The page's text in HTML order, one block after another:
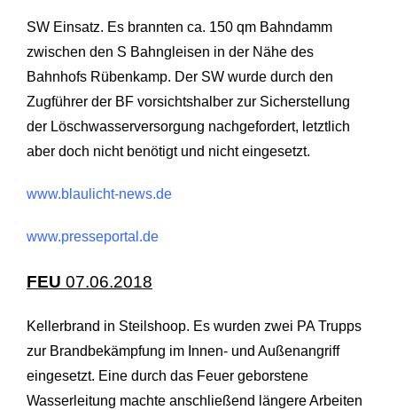
SW Einsatz. Es brannten ca. 150 qm Bahndamm
zwischen den S Bahngleisen in der Nähe des
Bahnhofs Rübenkamp. Der SW wurde durch den
Zugführer der BF vorsichtshalber zur Sicherstellung
der Löschwasserversorgung nachgefordert, letztlich
aber doch nicht benötigt und nicht eingesetzt.
www.blaulicht-news.de
www.presseportal.de
FEU 07.06.2018
Kellerbrand in Steilshoop. Es wurden zwei PA Trupps
zur Brandbekämpfung im Innen- und Außenangriff
eingesetzt. Eine durch das Feuer geborstene
Wasserleitung machte anschließend längere Arbeiten